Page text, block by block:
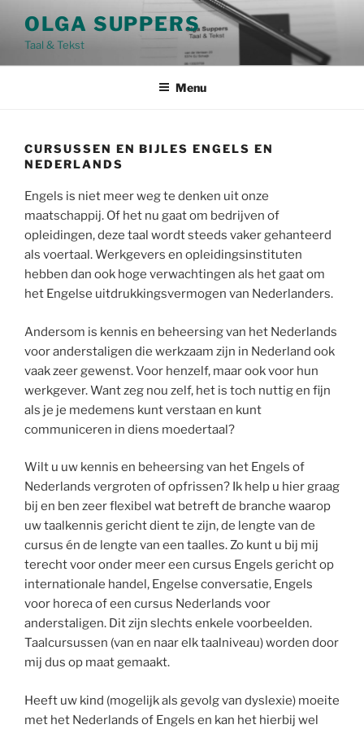
inhoud
OLGA SUPPERS
Taal & Tekst
Menu
CURSUSSEN EN BIJLES ENGELS EN
NEDERLANDS
Engels is niet meer weg te denken uit onze
maatschappij. Of het nu gaat om bedrijven of
opleidingen, deze taal wordt steeds vaker gehanteerd
als voertaal. Werkgevers en opleidingsinstituten
hebben dan ook hoge verwachtingen als het gaat om
het Engelse uitdrukkingsvermogen van Nederlanders.
Andersom is kennis en beheersing van het Nederlands
voor anderstaligen die werkzaam zijn in Nederland ook
vaak zeer gewenst. Voor henzelf, maar ook voor hun
werkgever. Want zeg nou zelf, het is toch nuttig en fijn
als je je medemens kunt verstaan en kunt
communiceren in diens moedertaal?
Wilt u uw kennis en beheersing van het Engels of
Nederlands vergroten of opfrissen? Ik help u hier graag
bij en ben zeer flexibel wat betreft de branche waarop
uw taalkennis gericht dient te zijn, de lengte van de
cursus én de lengte van een taalles. Zo kunt u bij mij
terecht voor onder meer een cursus Engels gericht op
internationale handel, Engelse conversatie, Engels
voor horeca of een cursus Nederlands voor
anderstaligen. Dit zijn slechts enkele voorbeelden.
Taalcursussen (van en naar elk taalniveau) worden door
mij dus op maat gemaakt.
Heeft uw kind (mogelijk als gevolg van dyslexie) moeite
met het Nederlands of Engels en kan het hierbij wel